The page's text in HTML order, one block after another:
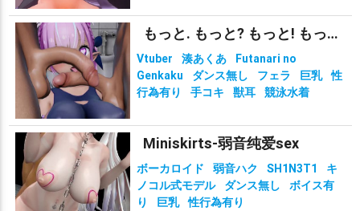
もっと. もっと? もっと! もっと!?!?
Vtuber 湊あくあ
Futanari no
Genkaku
ダンス無し フェラ 巨乳
性
行為有り
手コキ 獣耳 競泳水着
Miniskirts-弱音纯爱sex
ボーカロイド 弱音ハク SH1N3T1
キ
ノコル式モデル
ダンス無し
ボイス有
り
巨乳 性行為有り